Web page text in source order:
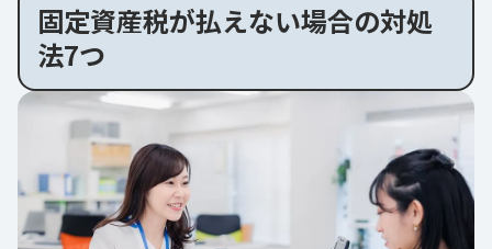
固定資産税が払えない場合の対処
法7つ